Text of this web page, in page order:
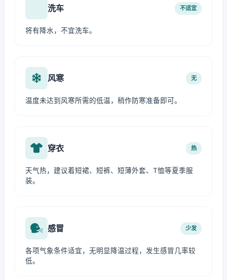
洗车 不适宜
将有降水，不宜洗车。
风寒 无
温度未达到风寒所需的低温，稍作防寒准备即可。
穿衣 热
天气热，建议着短裙、短裤、短薄外套、T恤等夏季服
装。
感冒 少发
各项气象条件适宜，无明显降温过程，发生感冒几率较
低。